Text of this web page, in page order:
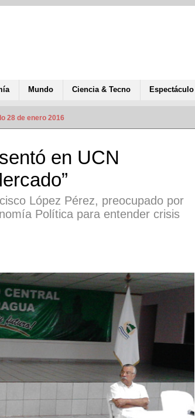
Mundo Ciencia & Tecno Espectáculo
28 de enero 2016
en UCN
López Pérez, preocupado por
Política para entender crisis